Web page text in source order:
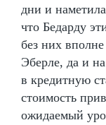
дни и
что Бедарду
без них
Эберле, да и
в кредитную
стоимость
ожидаемый